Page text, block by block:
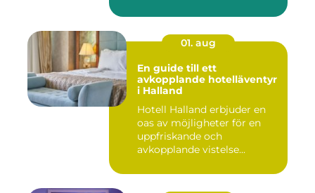
01. aug
En guide till ett
avkopplande hotelläventyr
i Halland
Hotell Halland erbjuder en
oas av möjligheter för en
uppfriskande och
avkopplande vistelse...